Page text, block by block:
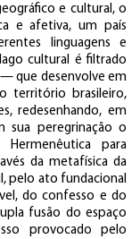
e cultural, o
e afetiva, um país
linguagens e
cultural é filtrado
que desenvolve em
território brasileiro,
redesenhando, em
sua peregrinação o
para
da metafísica da
pelo ato fundacional
do confesso e do
fusão do espaço
provocado pelo